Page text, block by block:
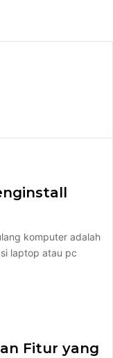
komputer adalah
laptop atau pc
Fitur yang